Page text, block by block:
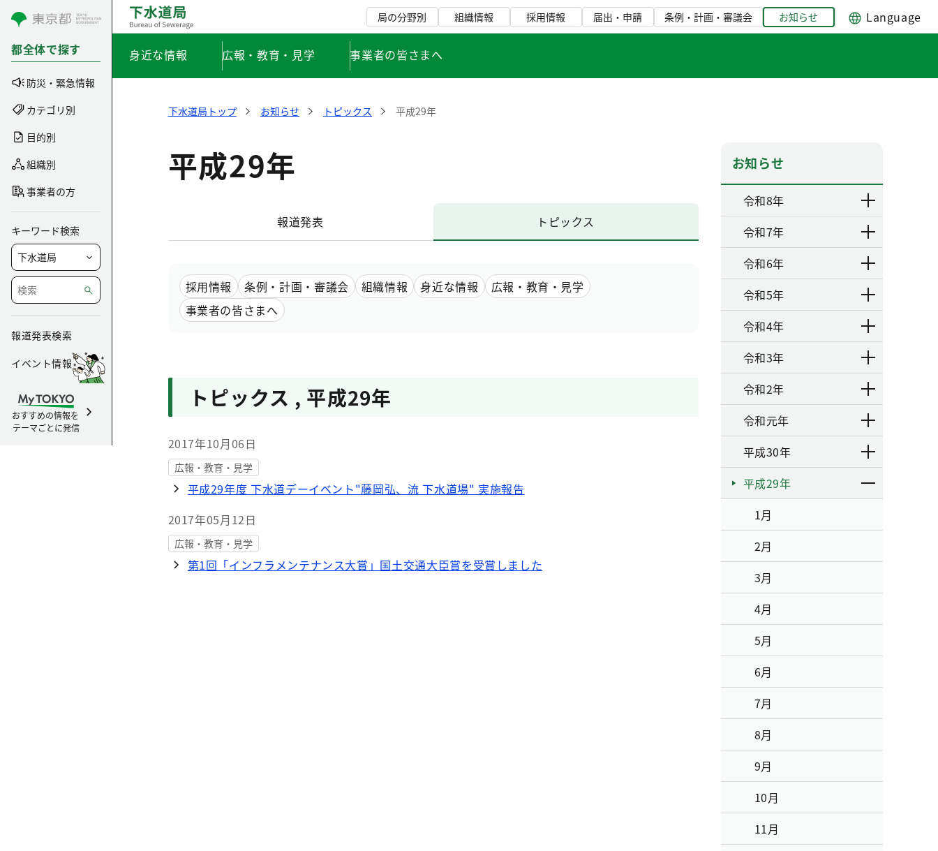
コンテンツにスキップ
都全体で探す
防災・緊急情報
カテゴリ別
目的別
組織別
事業者の方
キーワード検索
報道発表検索
イベント情報
おすすめの情報を
テーマごとに発信
局の分野別 組織情報 採用情報 届出・申請 条例・計画・審議会 お知らせ Language
身近な情報 広報・教育・見学 事業者の皆さまへ
下水道局トップ お知らせ トピックス 平成29年
平成29年
報道発表 トピックス
採用情報 条例・計画・審議会 組織情報 身近な情報
広報・教育・見学
事業者の皆さまへ
トピックス , 平成29年
2017年10月06日
広報・教育・見学
平成29年度 下水道デーイベント"藤岡弘、流 下水道場" 実施報告
2017年05月12日
広報・教育・見学
第1回「インフラメンテナンス大賞」国土交通大臣賞を受賞しました
お知らせ
令和8年
令和7年
令和6年
令和5年
令和4年
令和3年
令和2年
令和元年
平成30年
平成29年
1月
2月
3月
4月
5月
6月
7月
8月
9月
10月
11月